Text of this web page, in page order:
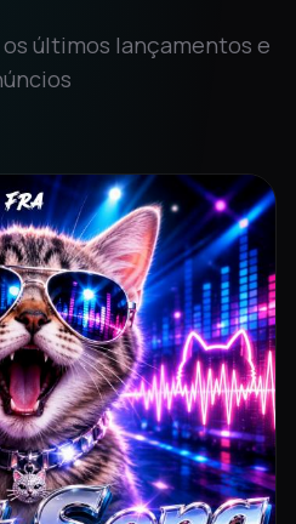
últimos lançamentos e